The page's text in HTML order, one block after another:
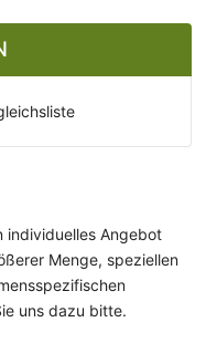
individuelles Angebot
Menge, speziellen
uns dazu bitte.